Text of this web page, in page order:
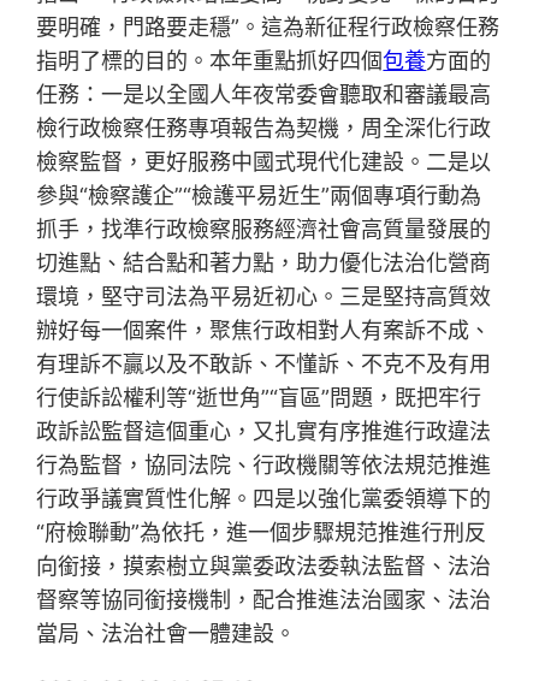
要明確，門路要走穩”。這為新征程行政檢察任務
指明了標的目的。本年重點抓好四個包養方面的
任務：一是以全國人年夜常委會聽取和審議最高
檢行政檢察任務專項報告為契機，周全深化行政
檢察監督，更好服務中國式現代化建設。二是以
參與“檢察護企”“檢護平易近生”兩個專項行動為
抓手，找準行政檢察服務經濟社會高質量發展的
切進點、結合點和著力點，助力優化法治化營商
環境，堅守司法為平易近初心。三是堅持高質效
辦好每一個案件，聚焦行政相對人有案訴不成、
有理訴不贏以及不敢訴、不懂訴、不克不及有用
行使訴訟權利等“逝世角”“盲區”問題，既把牢行
政訴訟監督這個重心，又扎實有序推進行政違法
行為監督，協同法院、行政機關等依法規范推進
行政爭議實質性化解。四是以強化黨委領導下的
“府檢聯動”為依托，進一個步驟規范推進行刑反
向銜接，摸索樹立與黨委政法委執法監督、法治
督察等協同銜接機制，配合推進法治國家、法治
當局、法治社會一體建設。